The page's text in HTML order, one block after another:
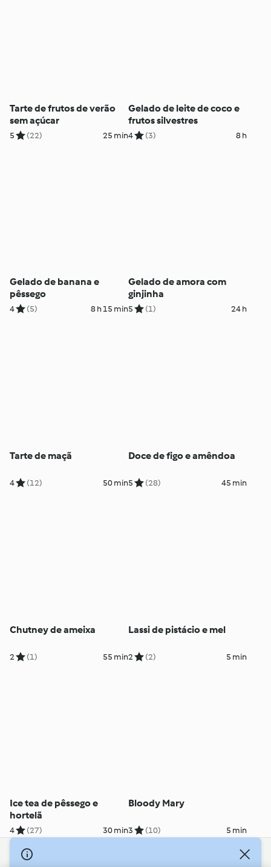
Tarte de frutos de verão
sem açúcar
5 (22) 25 min
Gelado de leite de coco e
frutos silvestres
4 (3) 8 h
Gelado de banana e
pêssego
4 (5) 8 h 15 min
Gelado de amora com
ginjinha
5 (1) 24 h
Tarte de maçã
4 (12) 50 min
Doce de figo e amêndoa
5 (28) 45 min
Chutney de ameixa
2 (1) 55 min
Lassi de pistácio e mel
2 (2) 5 min
Ice tea de pêssego e
hortelã
4 (27) 30 min
Bloody Mary
3 (10) 5 min
© Copyright 2026